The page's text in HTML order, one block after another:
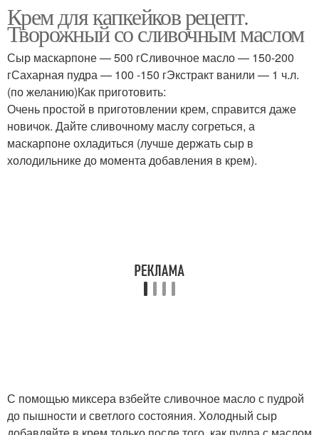
Крем для капкейков рецепт.
Творожный со сливочным маслом
Сыр маскарпоне — 500 гСливочное масло — 150-200
гСахарная пудра — 100 -150 гЭкстракт ванили — 1 ч.л.
(по желанию)Как приготовить:
Очень простой в приготовлении крем, справится даже
новичок. Дайте сливочному маслу согреться, а
маскарпоне охладиться (лучше держать сыр в
холодильнике до момента добавления в крем).
С помощью миксера взбейте сливочное масло с пудрой
до пышности и светлого состояния. Холодный сыр